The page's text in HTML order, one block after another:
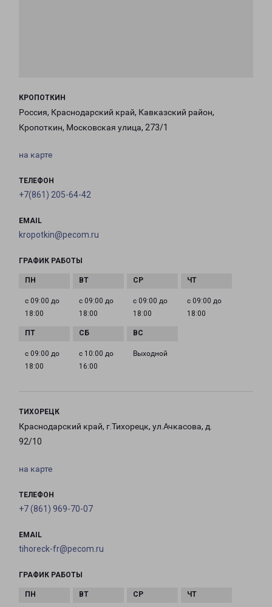
КРОПОТКИН
Россия, Краснодарский край, Кавказский район,
Кропоткин, Московская улица, 273/1
на карте
ТЕЛЕФОН
+7(861) 205-64-42
EMAIL
kropotkin@pecom.ru
ГРАФИК РАБОТЫ
с 09:00 до
18:00
с 09:00 до
18:00
с 09:00 до
18:00
с 09:00 до
18:00
с 09:00 до
18:00
с 10:00 до
16:00
Выходной
ТИХОРЕЦК
Краснодарский край, г.Тихорецк, ул.Ачкасова, д.
92/10
на карте
ТЕЛЕФОН
+7 (861) 969-70-07
EMAIL
tihoreck-fr@pecom.ru
ГРАФИК РАБОТЫ